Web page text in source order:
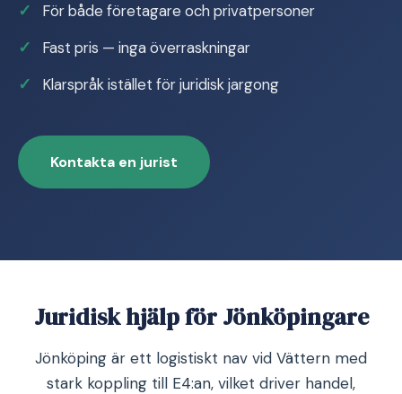
För både företagare och privatpersoner
Fast pris — inga överraskningar
Klarspråk istället för juridisk jargong
Kontakta en jurist
Juridisk hjälp för Jönköpingare
Jönköping är ett logistiskt nav vid Vättern med
stark koppling till E4:an, vilket driver handel,